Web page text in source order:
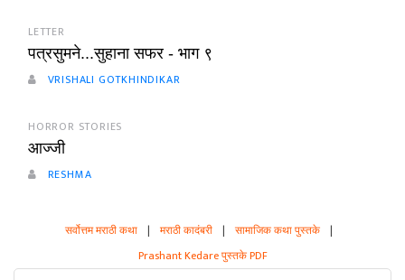
LETTER
पत्रसुमने...सुहाना सफर - भाग ९
VRISHALI GOTKHINDIKAR
HORROR STORIES
आज्जी
RESHMA
सर्वोत्तम मराठी कथा | मराठी कादंबरी | सामाजिक कथा पुस्तके |
Prashant Kedare पुस्तके PDF